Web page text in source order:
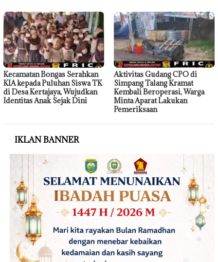
Kecamatan Bongas Serahkan
KIA kepada Puluhan Siswa TK
di Desa Kertajaya, Wujudkan
Identitas Anak Sejak Dini
Aktivitas Gudang CPO di
Simpang Talang Kramat
Kembali Beroperasi, Warga
Minta Aparat Lakukan
Pemeriksaan
IKLAN BANNER